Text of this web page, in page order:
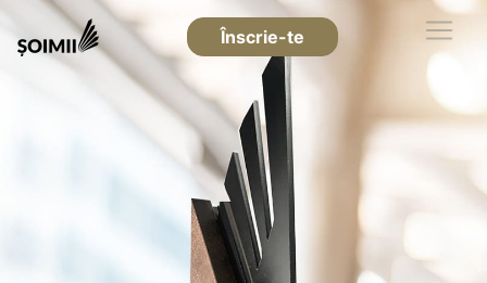
Înscrie-te